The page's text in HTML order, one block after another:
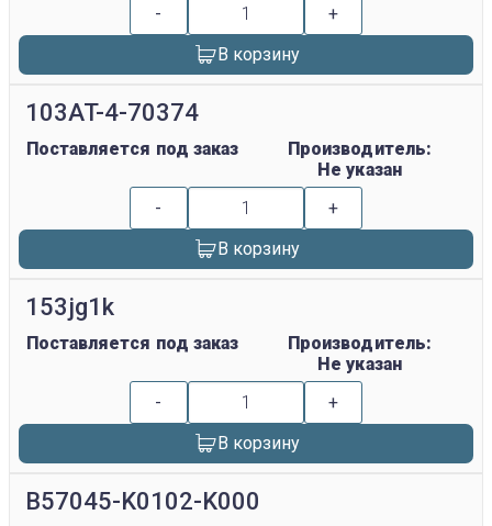
-
+
В корзину
103AT-4-70374
Поставляется под заказ
Производитель:
Не указан
-
+
В корзину
153jg1k
Поставляется под заказ
Производитель:
Не указан
-
+
В корзину
B57045-K0102-K000